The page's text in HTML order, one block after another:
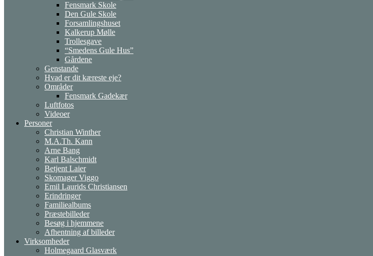
Fensmark Skole
Den Gule Skole
Forsamlingshuset
Kalkerup Mølle
Trollesgave
“Smedens Gule Hus”
Gårdene
Genstande
Hvad er dit kæreste eje?
Områder
Fensmark Gadekær
Luftfotos
Videoer
Personer
Christian Winther
M.A.Th. Kann
Arne Bang
Karl Balschmidt
Betjent Laier
Skomager Viggo
Emil Laurids Christiansen
Erindringer
Familiealbums
Præstebilleder
Besøg i hjemmene
Afhentning af billeder
Virksomheder
Holmegaard Glasværk